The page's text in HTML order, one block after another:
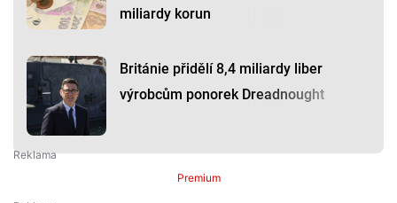
miliardy korun
Británie přidělí 8,4 miliardy liber
výrobcům ponorek Dreadnought
Premium